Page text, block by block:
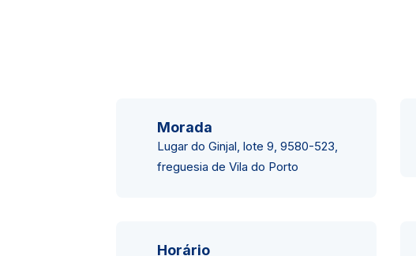
Morada
Lugar do Ginjal, lote 9, 9580-523,
freguesia de Vila do Porto
Horário